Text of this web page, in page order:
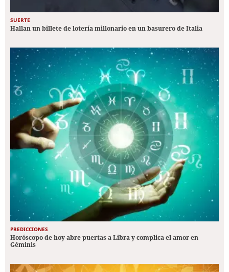
SUERTE
Hallan un billete de lotería millonario en un basurero de Italia
PREDICCIONES
Horóscopo de hoy abre puertas a Libra y complica el amor en
Géminis